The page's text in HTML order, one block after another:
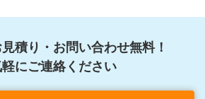
積り・お問い合わせ無料！
にご連絡ください